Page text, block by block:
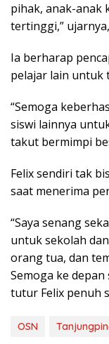
pihak, anak-anak
tertinggi,”
Ia berharap
pelajar lain untuk
“Semoga
siswi lainnya
takut bermimpi
Felix sendiri tak
saat menerima
“Saya senang
untuk sekolah
orang tua, dan
Semoga ke
tutur Felix penuh
OSN